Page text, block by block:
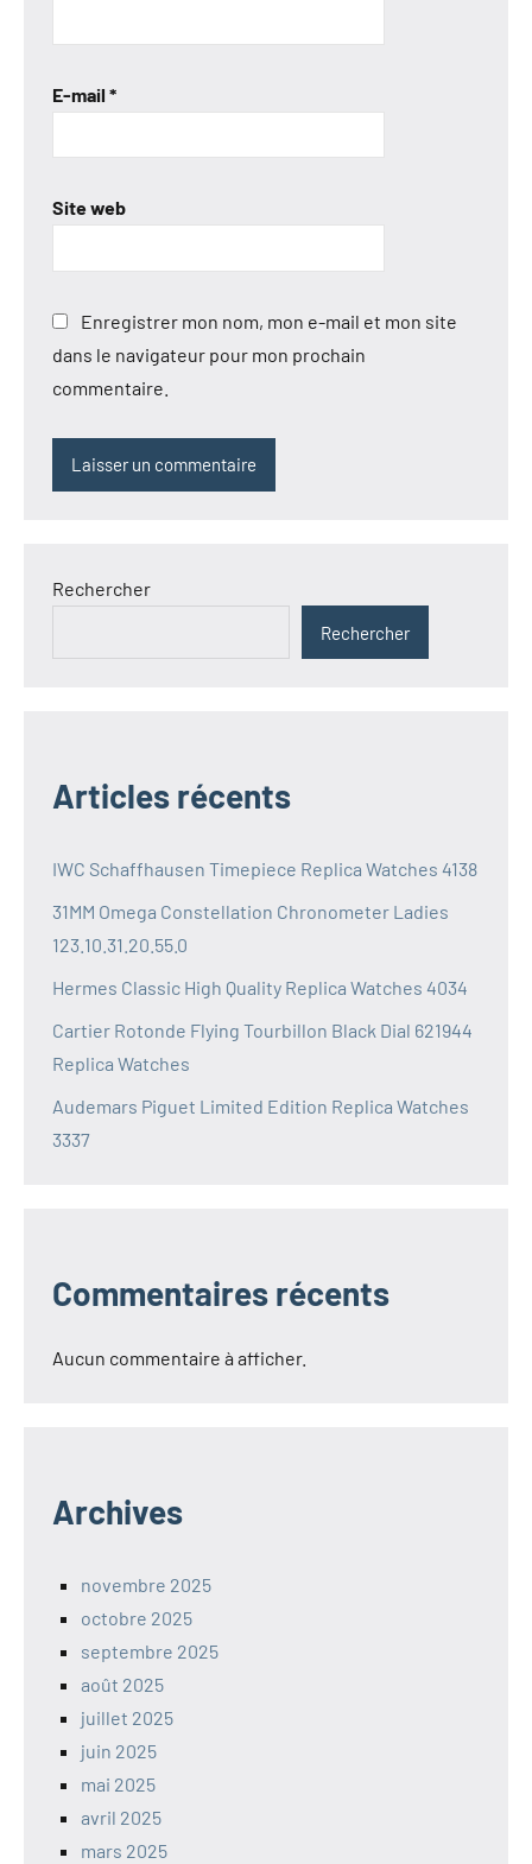
E-mail *
Site web
Enregistrer mon nom, mon e-mail et mon site
dans le navigateur pour mon prochain
commentaire.
Rechercher
Rechercher
Articles récents
IWC Schaffhausen Timepiece Replica Watches 4138
31MM Omega Constellation Chronometer Ladies
123.10.31.20.55.0
Hermes Classic High Quality Replica Watches 4034
Cartier Rotonde Flying Tourbillon Black Dial 621944
Replica Watches
Audemars Piguet Limited Edition Replica Watches
3337
Commentaires récents
Aucun commentaire à afficher.
Archives
novembre 2025
octobre 2025
septembre 2025
août 2025
juillet 2025
juin 2025
mai 2025
avril 2025
mars 2025